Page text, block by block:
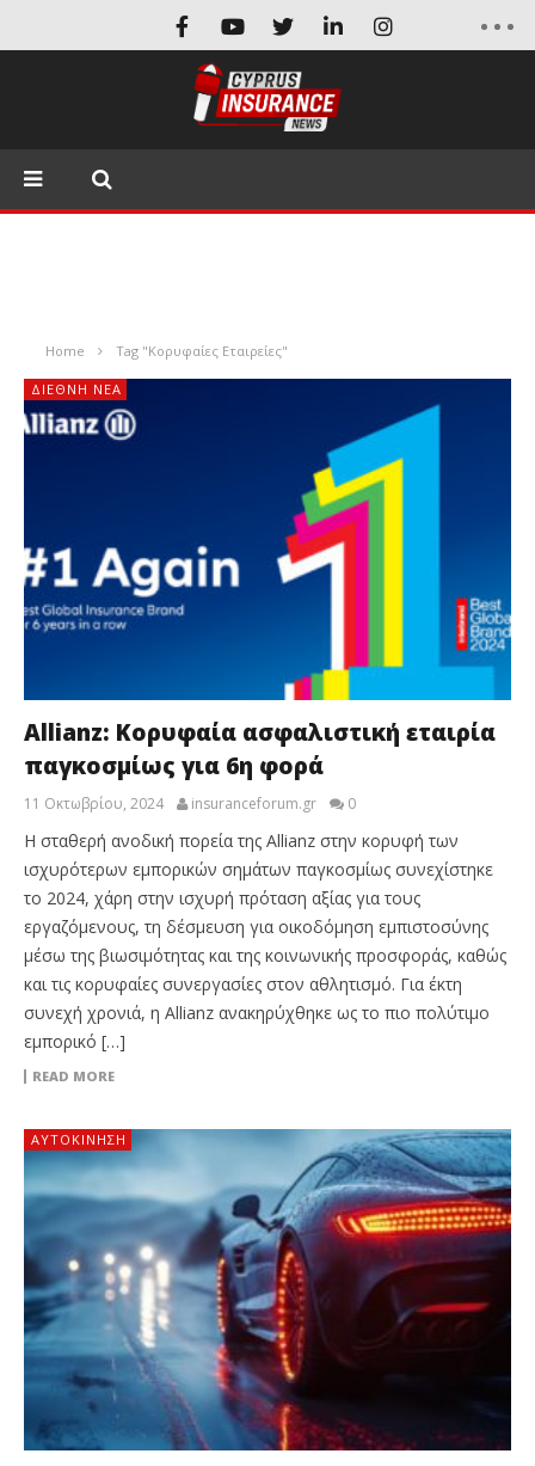
Home Tag "Κορυφαίες Εταιρείες"
ΔΙΕΘΝΉ ΝΈΑ
Allianz: Κορυφαία ασφαλιστική εταιρία
παγκοσμίως για 6η φορά
11 Οκτωβρίου, 2024 insuranceforum.gr 0
Η σταθερή ανοδική πορεία της Allianz στην κορυφή των
ισχυρότερων εμπορικών σημάτων παγκοσμίως συνεχίστηκε
το 2024, χάρη στην ισχυρή πρόταση αξίας για τους
εργαζόμενους, τη δέσμευση για οικοδόμηση εμπιστοσύνης
μέσω της βιωσιμότητας και της κοινωνικής προσφοράς, καθώς
και τις κορυφαίες συνεργασίες στον αθλητισμό. Για έκτη
συνεχή χρονιά, η Allianz ανακηρύχθηκε ως το πιο πολύτιμο
εμπορικό […]
READ MORE
ΑΥΤΟΚΙΝΗΣΗ